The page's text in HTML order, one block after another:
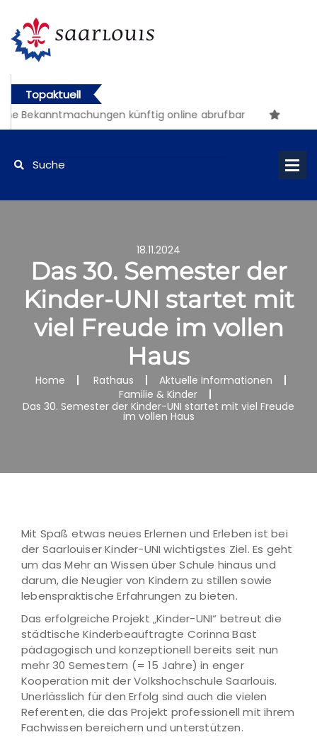
Topaktuell
Bekanntmachungen künftig online abrufbar
18.11.2024
Das 30. Semester der
Kinder-UNI startet mit
viel Freude im vollen
Haus
Home Rathaus
Aktuelle Informationen
Familie & Kinder
Das 30. Semester der Kinder-UNI startet mit viel Freude
im vollen Haus
Mit Spaß etwas neues Erlernen und Erleben ist bei
der Saarlouiser Kinder-UNI wichtigstes Ziel. Es geht
um das Mehr an Wissen über Schule hinaus und
darum, die Neugier von Kindern zu stillen sowie
lebenspraktische Erfahrungen zu bieten.
Das erfolgreiche Projekt „Kinder-UNI“ betreut die
städtische Kinderbeauftragte Corinna Bast
pädagogisch und konzeptionell bereits seit nun
mehr 30 Semestern (= 15 Jahre) in enger
Kooperation mit der Volkshochschule Saarlouis.
Unerlässlich für den Erfolg sind auch die vielen
Referenten, die das Projekt professionell mit ihrem
Fachwissen bereichern und unterstützen.